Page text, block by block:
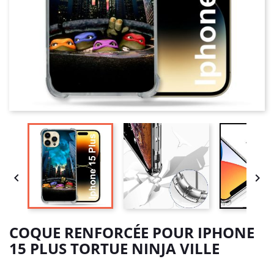
 
COQUE RENFORCÉE POUR IPHONE
15 PLUS TORTUE NINJA VILLE